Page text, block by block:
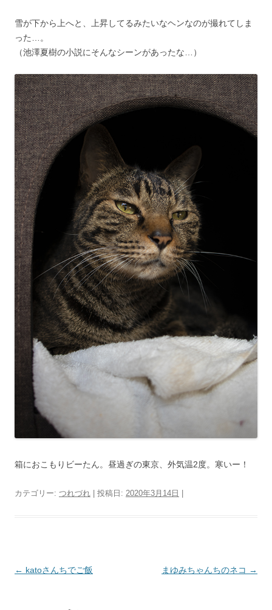
雪が下から上へと、上昇してるみたいなヘンなのが撮れてしま
った…。
（池澤夏樹の小説にそんなシーンがあったな…）
箱におこもりビーたん。昼過ぎの東京、外気温2度。寒いー！
カテゴリー: つれづれ | 投稿日: 2020年3月14日 |
投
← katoさんちでご飯 まゆみちゃんちのネコ →